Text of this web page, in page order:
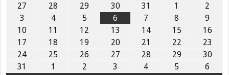
27 28 29 30 31 1
2
3
4 5 6 7 8
9
10
11 12 13 14 15
16
17
18 19 20 21 22
23
24
25 26 27 28 29
30
31
1 2 3 4 5 6